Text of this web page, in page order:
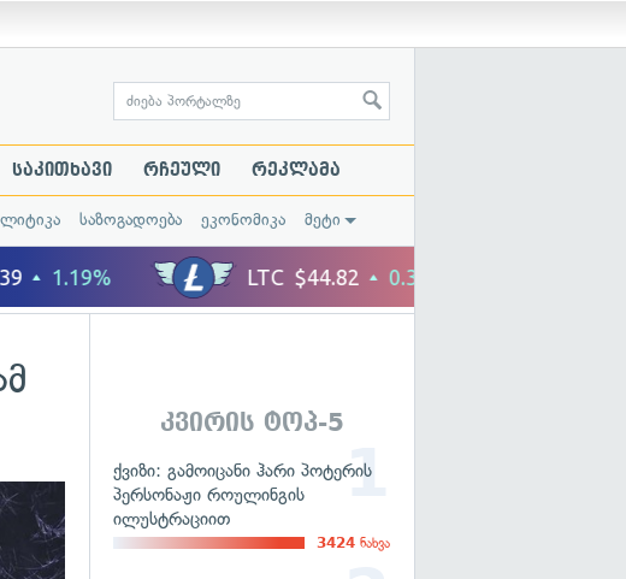
საკითხავი რჩეული რეკლამა
საზოგადოება ეკონომიკა მეტი
კვირის ტოპ-5
ქვიზი: გამოიცანი ჰარი პოტერის
პერსონაჟი როულინგის
ილუსტრაციით
3424 ნახვა